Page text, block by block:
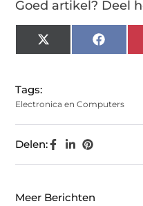
Goed artikel? Deel
X
(Twitter)
Tags:
Electronica en Computers
Delen:
Meer Berichten